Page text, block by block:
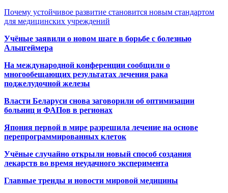
Почему устойчивое развитие становится новым стандартом
для медицинских учреждений
Учёные заявили о новом шаге в борьбе с болезнью
Альцгеймера
На международной конференции сообщили о
многообещающих результатах лечения рака
поджелудочной железы
Власти Беларуси снова заговорили об оптимизации
больниц и ФАПов в регионах
Япония первой в мире разрешила лечение на основе
перепрограммированных клеток
Учёные случайно открыли новый способ создания
лекарств во время неудачного эксперимента
Главные тренды и новости мировой медицины